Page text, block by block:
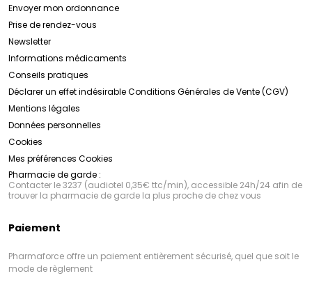
Envoyer mon ordonnance
Prise de rendez-vous
Newsletter
Informations médicaments
Conseils pratiques
Déclarer un effet indésirableConditions Générales de Vente (CGV)
Mentions légales
Données personnelles
Cookies
Mes préférences Cookies
Pharmacie de garde :
Contacter le 3237 (audiotel 0,35€ ttc/min), accessible 24h/24 afin de
trouver la pharmacie de garde la plus proche de chez vous
Paiement
Pharmaforce offre un paiement entièrement sécurisé, quel que soit le
mode de règlement